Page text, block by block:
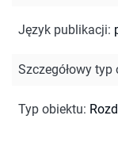
Język publikacji:
Szczegółowy typ
Typ obiektu: